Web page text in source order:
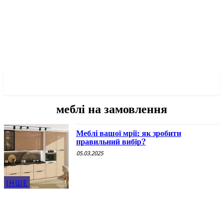
меблі на замовлення
ІНШЕ
Меблі вашої мрії: як зробити
правильний вибір?
05.03.2025